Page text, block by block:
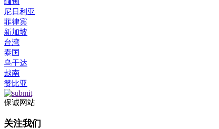
尼日利亚
菲律宾
新加坡
台湾
泰国
乌干达
越南
赞比亚
保诚网站
关注我们